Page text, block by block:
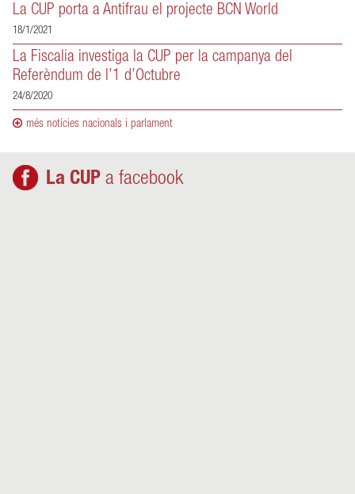
La CUP porta a Antifrau el projecte BCN World
18/1/2021
La Fiscalia investiga la CUP per la campanya del
Referèndum de l’1 d’Octubre
24/8/2020
més notícies nacionals i parlament
La CUP a facebook